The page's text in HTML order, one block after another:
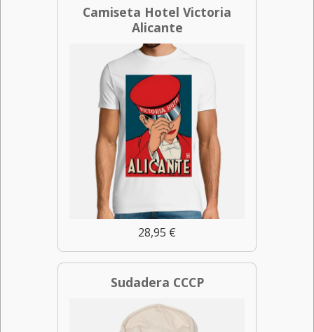
Camiseta Hotel Victoria
Alicante
28,95 €
Sudadera CCCP